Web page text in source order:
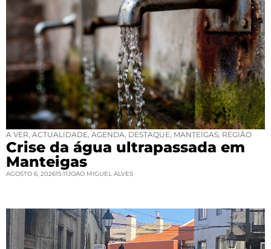
A VER ACTUALIDADE AGENDA DESTAQUE MANTEIGAS REGIÃO
Crise da água ultrapassada em
Manteigas
AGOSTO 6, 202615:11JOAO MIGUEL ALVES